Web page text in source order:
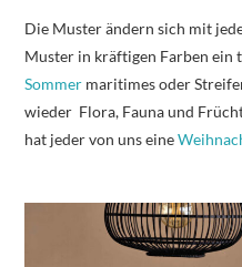
Die Muster ändern sich mit
Muster in kräftigen Farben ein
Sommer maritimes oder
wieder Flora, Fauna und
hat jeder von uns eine